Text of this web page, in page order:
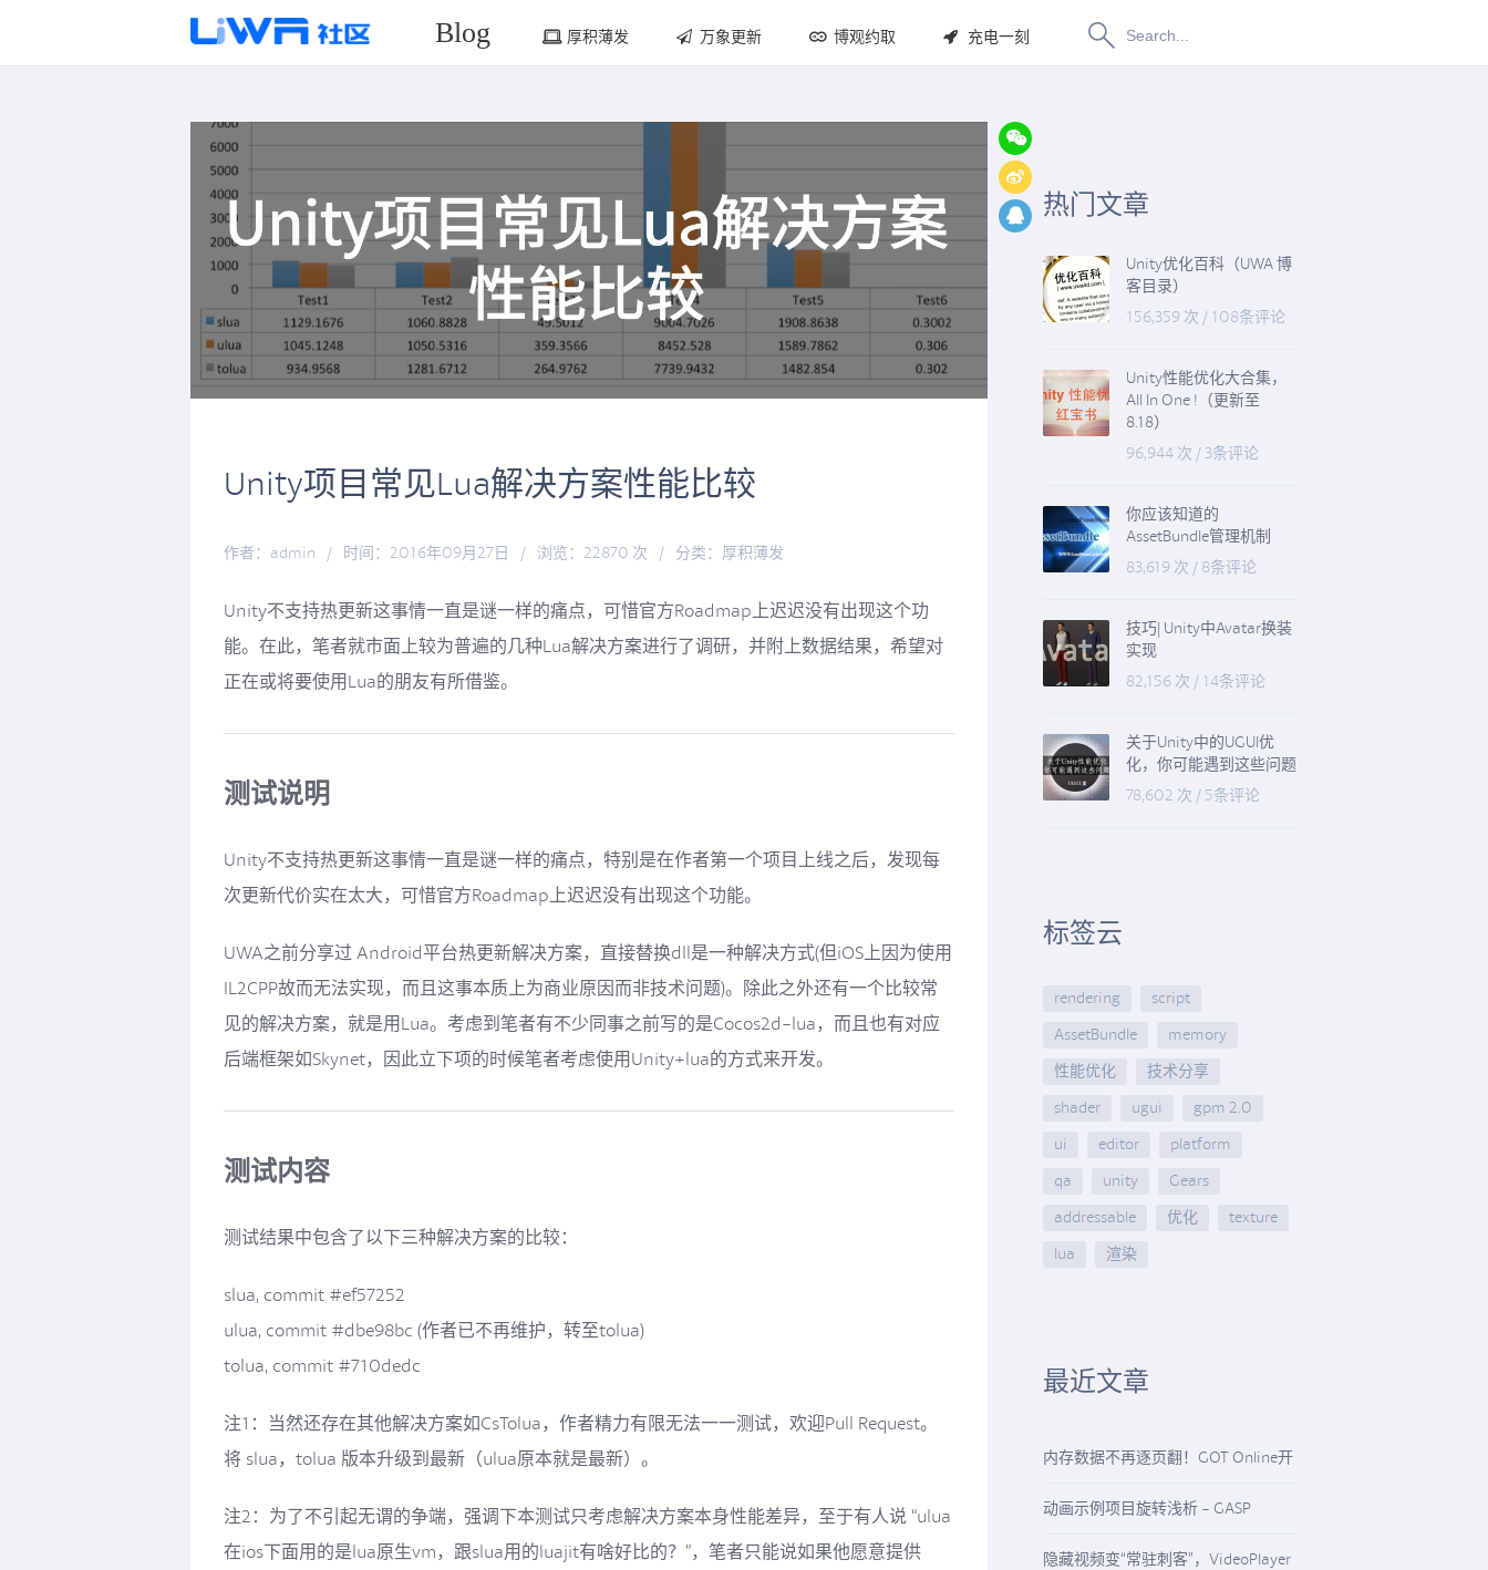
Blog 厚积薄发 万象更新 博观约取 充电一刻 博物纳新
Unity项目常见Lua解决方案性能比较
作者：admin / 时间：2016年09月27日 / 浏览：22870 次 / 分类： 厚积薄发
Unity不支持热更新这事情一直是谜一样的痛点，可惜官方Roadmap上迟迟没有出现这个功
能。在此，笔者就市面上较为普遍的几种Lua解决方案进行了调研，并附上数据结果，希望对
正在或将要使用Lua的朋友有所借鉴。
测试说明
Unity不支持热更新这事情一直是谜一样的痛点，特别是在作者第一个项目上线之后，发现每
次更新代价实在太大，可惜官方Roadmap上迟迟没有出现这个功能。
UWA之前分享过 Android平台热更新解决方案，直接替换dll是一种解决方式(但iOS上因为使用
IL2CPP故而无法实现，而且这事本质上为商业原因而非技术问题)。除此之外还有一个比较常
见的解决方案，就是用Lua。考虑到笔者有不少同事之前写的是Cocos2d-lua，而且也有对应
后端框架如Skynet，因此立下项的时候笔者考虑使用Unity+lua的方式来开发。
测试内容
测试结果中包含了以下三种解决方案的比较：
slua, commit #ef57252
ulua, commit #dbe98bc (作者已不再维护，转至tolua)
tolua, commit #710dedc
注1：当然还存在其他解决方案如CsTolua，作者精力有限无法一一测试，欢迎Pull Request。
将 slua，tolua 版本升级到最新（ulua原本就是最新）。
注2：为了不引起无谓的争端，强调下本测试只考虑解决方案本身性能差异，至于有人说 “ulua
在ios下面用的是lua原生vm，跟slua用的luajit有啥好比的？”，笔者只能说如果他愿意提供
热门文章
Unity优化百科（UWA 博
客目录）
156,359 次 / 108条评论
Unity性能优化大合集，
All In One !（更新至
8.18）
96,944 次 / 3条评论
你应该知道的
AssetBundle管理机制
83,619 次 / 8条评论
技巧| Unity中Avatar换装
实现
82,156 次 / 14条评论
关于Unity中的UGUI优
化，你可能遇到这些问题
78,602 次 / 5条评论
标签云
rendering
script
AssetBundle
memory
性能优化
技术分享
shader
ugui
gpm 2.0
ui
editor
platform
qa
unity
Gears
addressable
优化
texture
lua
渲染
最近文章
内存数据不再逐页翻！GOT Online开
启“精准降本增效”模式
动画示例项目旋转浅析 - GASP
Rotation
隐藏视频变“常驻刺客”，VideoPlayer